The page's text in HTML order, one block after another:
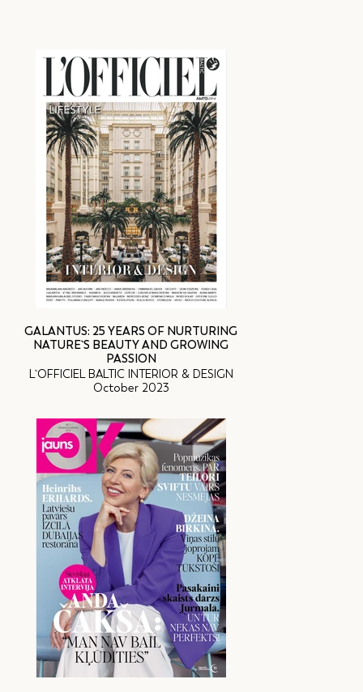
GALANTUS: 25 YEARS OF NURTURING
NATURE`S BEAUTY AND GROWING
PASSION
L`OFFICIEL BALTIC INTERIOR & DESIGN
October 2023